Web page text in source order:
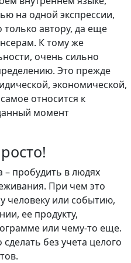
на одной экспрессии,
только автору, да еще
К тому же
очень сильно
Это прежде
экономической,
относится к
момент
– пробудить в людях
При чем это
человеку или событию,
ее продукту,
или чему-то еще.
без учета целого